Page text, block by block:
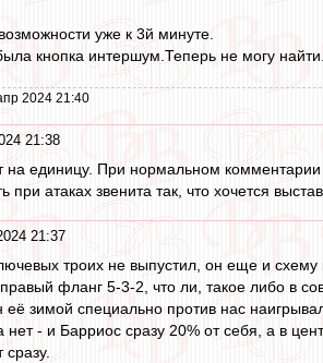
уже к 3й минуте.
кнопка интершум.Теперь не могу найти.
2024 21:40
21:38
на единицу. При нормальном
при атаках звенита так, что хочется
21:37
троих не выпустил, он еще и
фланг 5-3-2, что ли, такое либо в
зимой специально против нас
- и Барриос сразу 20% от себя, а в